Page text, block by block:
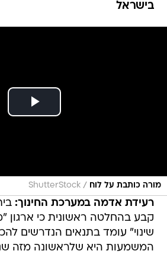
בישראל
מורה כותבת על לוח /
ShutterStock
רעידת אדמה במערכת החינוך:
קבע בהחלטה ראשונית כי ארגון
שינוי" עומד בתנאים הנדרשים
המשמעות היא שלראשונה מזה